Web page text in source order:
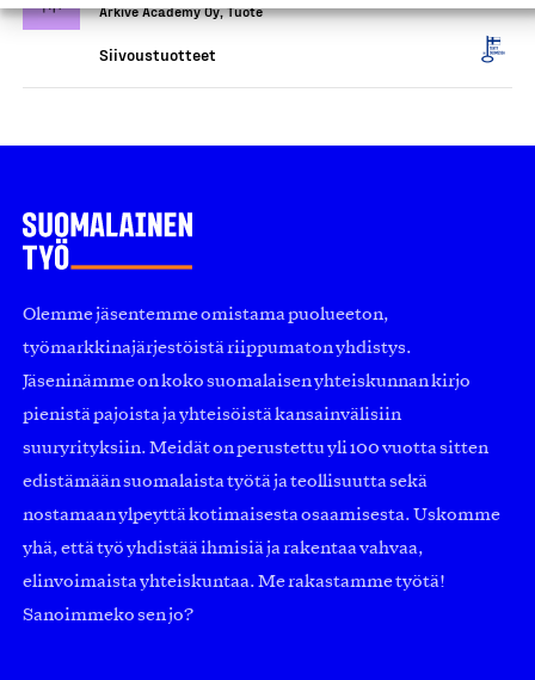
Arkivé Academy Oy, Tuote
Siivoustuotteet
Olemme jäsentemme omistama puolueeton,
työmarkkinajärjestöistä riippumaton yhdistys.
Jäseninämme on koko suomalaisen yhteiskunnan kirjo
pienistä pajoista ja yhteisöistä kansainvälisiin
suuryrityksiin. Meidät on perustettu yli 100 vuotta sitten
edistämään suomalaista työtä ja teollisuutta sekä
nostamaan ylpeyttä kotimaisesta osaamisesta. Uskomme
yhä, että työ yhdistää ihmisiä ja rakentaa vahvaa,
elinvoimaista yhteiskuntaa. Me rakastamme työtä!
Sanoimmeko sen jo?